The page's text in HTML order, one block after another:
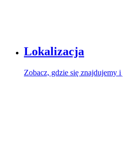
Lokalizacja
Zobacz, gdzie się znajdujemy